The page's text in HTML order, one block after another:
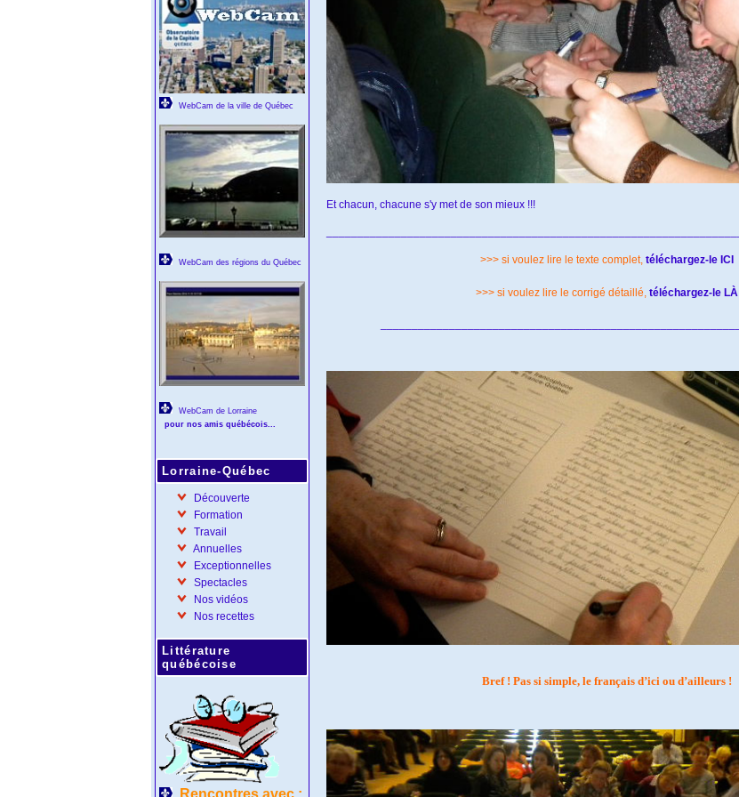
WebCam de la ville de Québec
WebCam des régions du Québec
WebCam de Lorraine
pour nos amis québécois...
Lorraine-Québec
Découverte
Formation
Travail
Annuelles
Exceptionnelles
Spectacles
Nos vidéos
Nos recettes
Littérature
québécoise
Et chacun, chacune s'y met de son mieux !!!
>>> si voulez lire le texte complet, téléchargez-le ICI
>>> si voulez lire le corrigé détaillé, téléchargez-le LÀ
Bref ! Pas si simple, le français d’ici ou d’ailleurs !